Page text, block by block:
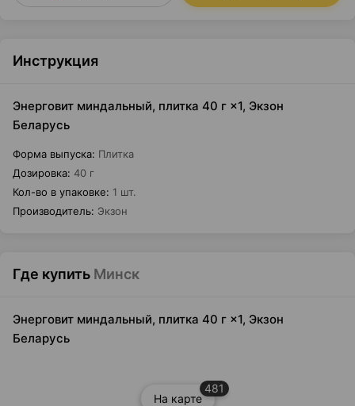
Инструкция
Энерговит миндальный, плитка 40 г ×1, Экзон
Беларусь
Форма выпуска: Плитка
Дозировка: 40 г
Кол-во в упаковке: 1 шт.
Производитель: Экзон
Где купить Минск
Энерговит миндальный, плитка 40 г ×1, Экзон
Беларусь
На карте
481